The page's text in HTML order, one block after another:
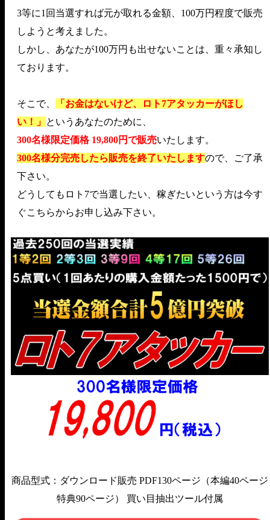
3等に1回当選すれば元が取れる金額、100万円程度で販売
しようと考えました。
しかし、あなたが100万円も出せないことは、重々承知し
ております。
そこで、
「お金はないけど、ロト7アタッカーがほし
い！」 というあなたのために、
300名様限定価格 19,800円で販売いたします。
300名様分完売したら販売を終了いたしますので、ご了承
下さい。
どうしてもロト7で当選したい、稼ぎたいという方は今す
ぐこちらからお申し込み下さい。
商品型式：ダウンロード販売 PDF130ページ（本編40ページ
特典90ページ） 買い目抽出ツール付属